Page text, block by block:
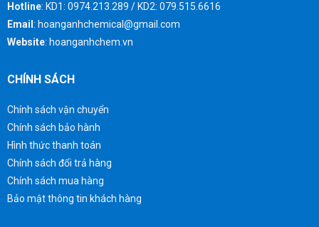
Hotline: KD1: 0974.213.289 / KD2: 079.515.6616
Email : hoanganhchemical@gmail.com
Website: hoanganhchem.vn
CHÍNH SÁCH
Chính sách vận chuyển
Chính sách bảo hành
Hình thức thanh toán
Chính sách đổi trả hàng
Chính sách mua hàng
Bảo mật thông tin khách hàng